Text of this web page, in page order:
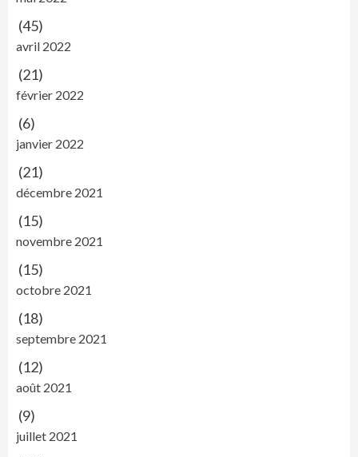
(45)
avril 2022
(21)
février 2022
(6)
janvier 2022
(21)
décembre 2021
(15)
novembre 2021
(15)
octobre 2021
(18)
septembre 2021
(12)
août 2021
(9)
juillet 2021